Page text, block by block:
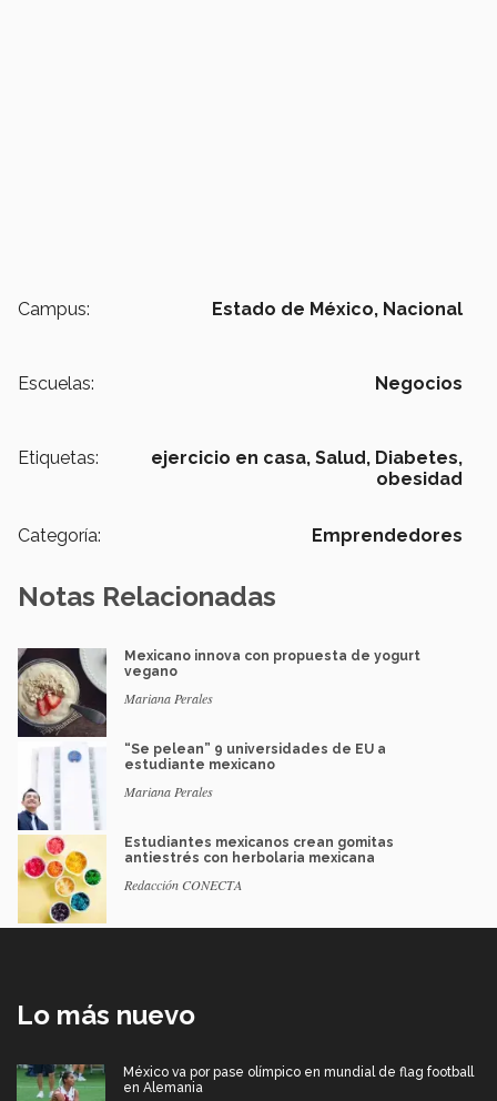
Campus: Estado de México, Nacional
Escuelas: Negocios
Etiquetas: ejercicio en casa, Salud, Diabetes,
obesidad
Categoría: Emprendedores
Notas Relacionadas
Mexicano innova con propuesta de yogurt
vegano
Mariana Perales
“Se pelean” 9 universidades de EU a
estudiante mexicano
Mariana Perales
Estudiantes mexicanos crean gomitas
antiestrés con herbolaria mexicana
Redacción CONECTA
Lo más nuevo
México va por pase olímpico en mundial de flag football
en Alemania